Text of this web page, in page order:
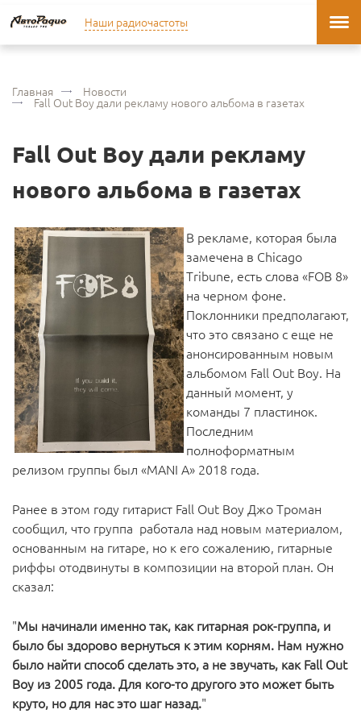
Наши радиочастоты
Главная Новости
Fall Out Boy дали рекламу нового альбома в газетах
Fall Out Boy дали рекламу
нового альбома в газетах
В рекламе, которая была
замечена в Chicago
Tribune, есть слова «FOB 8»
на черном фоне.
Поклонники предполагают,
что это связано с еще не
анонсированным новым
альбомом Fall Out Boy. На
данный момент, у
команды 7 пластинок.
Последним
полноформатным
релизом группы был «MANI A» 2018 года.
Ранее в этом году гитарист Fall Out Boy Джо Троман
сообщил, что группа работала над новым материалом,
основанным на гитаре, но к его сожалению, гитарные
риффы отодвинуты в композиции на второй план. Он
сказал:
"Мы начинали именно так, как гитарная рок-группа, и
было бы здорово вернуться к этим корням. Нам нужно
было найти способ сделать это, а не звучать, как Fall Out
Boy из 2005 года. Для кого-то другого это может быть
круто, но для нас это шаг назад."